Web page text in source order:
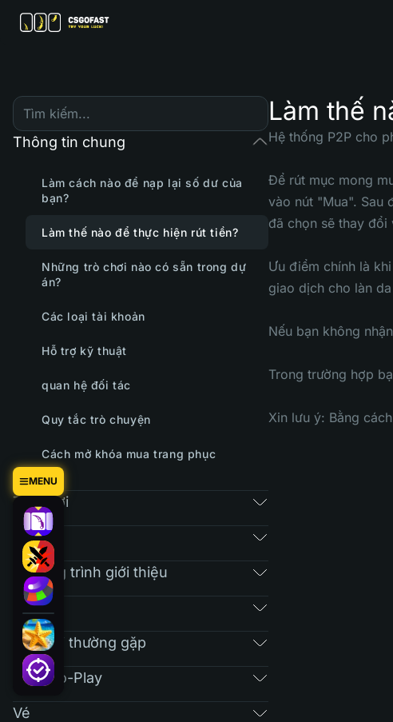
MENU
Thông tin chung
Làm cách nào để nạp lại số dư của
bạn?
Làm thế nào để thực hiện rút tiền?
Những trò chơi nào có sẵn trong dự
án?
Các loại tài khoản
Hỗ trợ kỹ thuật
quan hệ đối tác
Quy tắc trò chuyện
Cách mở khóa mua trang phục
Trò chơi
Chợ
Chương trình giới thiệu
RAIN
Câu hỏi thường gặp
Free-To-Play
Vé
Làm thế
Hệ thống P2P cho
Để rút mục mong
vào nút "Mua". Sau
đã chọn sẽ thay đổi
Ưu điểm chính là
giao dịch cho làn
Nếu bạn không
Trong trường hợp
Xin lưu ý: Bằng